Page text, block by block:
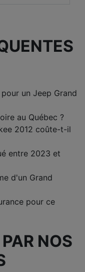
un Jeep Grand
au Québec ?
2012 coûte-t-il
entre 2023 et
d'un Grand
pour ce
NOS